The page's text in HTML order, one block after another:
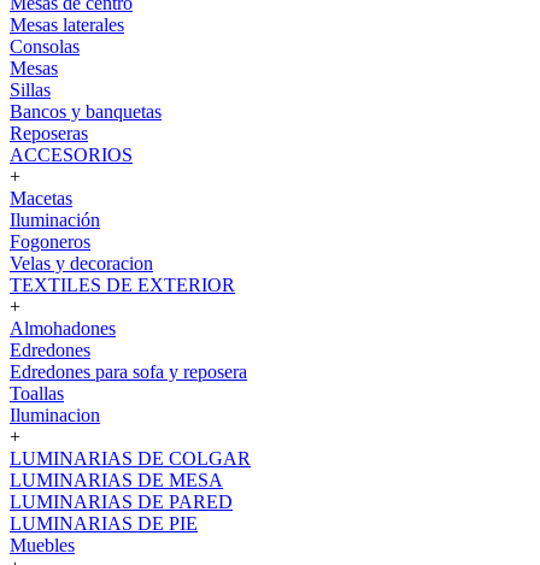
Mesas laterales
Consolas
Mesas
Sillas
Bancos y banquetas
Reposeras
ACCESORIOS
+
Macetas
Iluminación
Fogoneros
Velas y decoracion
TEXTILES DE EXTERIOR
+
Almohadones
Edredones
Edredones para sofa y reposera
Toallas
Iluminacion
+
LUMINARIAS DE COLGAR
LUMINARIAS DE MESA
LUMINARIAS DE PARED
LUMINARIAS DE PIE
Muebles